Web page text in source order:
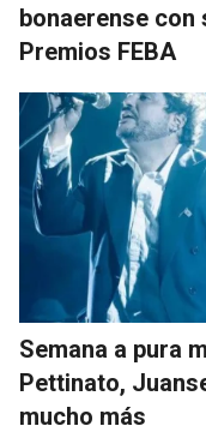
bonaerense
Premios FEBA
Semana a pura
Pettinato,
mucho más